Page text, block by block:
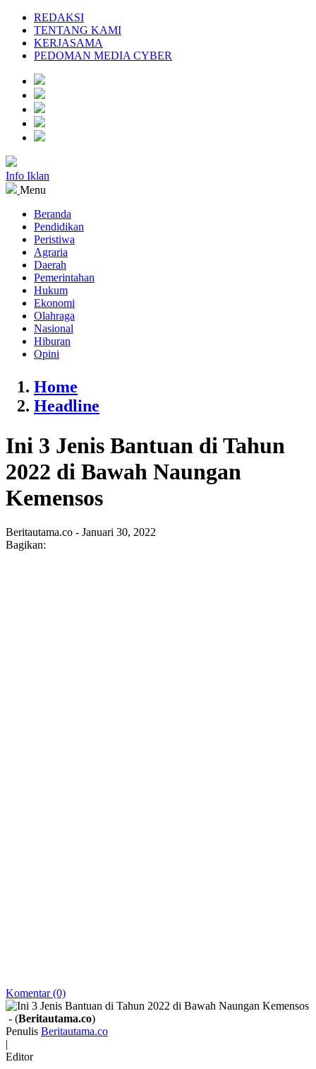
REDAKSI
TENTANG KAMI
KERJASAMA
PEDOMAN MEDIA CYBER
Info Iklan
Menu
Beranda
Pendidikan
Peristiwa
Agraria
Daerah
Pemerintahan
Hukum
Ekonomi
Olahraga
Nasional
Hiburan
Opini
Home
Headline
Ini 3 Jenis Bantuan di Tahun
2022 di Bawah Naungan
Kemensos
Beritautama.co - Januari 30, 2022
Bagikan:
Komentar (0)
- (Beritautama.co)
Penulis Beritautama.co
|
Editor